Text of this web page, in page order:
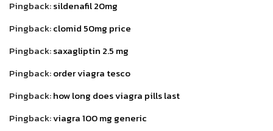
Pingback:sildenafil 20mg
Pingback:clomid 50mg price
Pingback:saxagliptin 2.5 mg
Pingback:order viagra tesco
Pingback:how long does viagra pills last
Pingback:viagra 100 mg generic